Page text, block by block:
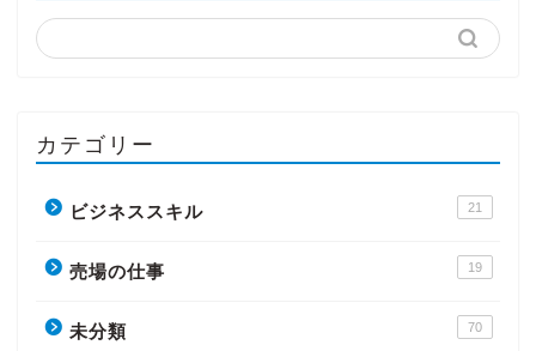
カテゴリー
ビジネススキル 21
売場の仕事 19
未分類 70